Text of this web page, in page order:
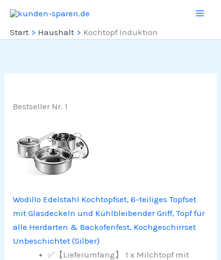
Inhalt
springen
Start Haushalt Kochtopf Induktion
Bestseller Nr. 1
Wodillo Edelstahl Kochtopfset, 6-teiliges Topfset
mit Glasdeckeln und Kühlbleibender Griff, Topf für
alle Herdarten & Backofenfest, Kochgeschirrset
Unbeschichtet (Silber)
✅【Lieferumfang】 1 x Milchtopf mit